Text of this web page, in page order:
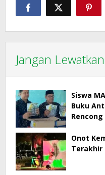
Jangan Lewatkan
Siswa
Buku
Rencong
Onot
Terakhir